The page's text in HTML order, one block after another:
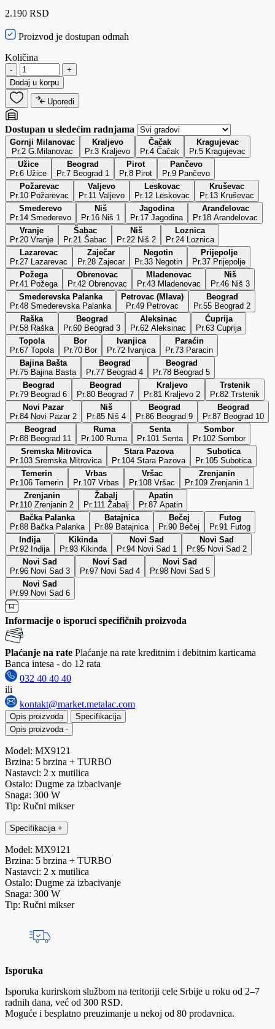
2.190 RSD
Proizvod je dostupan odmah
Količina
-
+
Dodaj u korpu
Uporedi
Dostupan u sledećim radnjama
Gornji Milanovac
Pr.2 G.Milanovac
Kraljevo
Pr.3 Kraljevo
Čačak
Pr.4 Čačak
Kragujevac
Pr.5 Kragujevac
Užice
Pr.6 Užice
Beograd
Pr.7 Beograd 1
Pirot
Pr.8 Pirot
Pančevo
Pr.9 Pančevo
Požarevac
Pr.10 Požarevac
Valjevo
Pr.11 Valjevo
Leskovac
Pr.12 Leskovac
Kruševac
Pr.13 Kruševac
Smederevo
Pr.14 Smederevo
Niš
Pr.16 Niš 1
Jagodina
Pr.17 Jagodina
Aranđelovac
Pr.18 Arandelovac
Vranje
Pr.20 Vranje
Šabac
Pr.21 Šabac
Niš
Pr.22 Niš 2
Loznica
Pr.24 Loznica
Lazarevac
Pr.27 Lazarevac
Zaječar
Pr.28 Zajecar
Negotin
Pr.33 Negotin
Prijepolje
Pr.37 Prijepolje
Požega
Pr.41 Požega
Obrenovac
Pr.42 Obrenovac
Mladenovac
Pr.43 Mladenovac
Niš
Pr.46 Niš 3
Smederevska Palanka
Pr.48 Smederevska Palanka
Petrovac (Mlava)
Pr.49 Petrovac
Beograd
Pr.55 Beograd 2
Raška
Pr.58 Raška
Beograd
Pr.60 Beograd 3
Aleksinac
Pr.62 Aleksinac
Ćuprija
Pr.63 Cuprija
Topola
Pr.67 Topola
Bor
Pr.70 Bor
Ivanjica
Pr.72 Ivanjica
Paraćin
Pr.73 Paracin
Bajina Bašta
Pr.75 Bajina Basta
Beograd
Pr.77 Beograd 4
Beograd
Pr.78 Beograd 5
Beograd
Pr.79 Beograd 6
Beograd
Pr.80 Beograd 7
Kraljevo
Pr.81 Kraljevo 2
Trstenik
Pr.82 Trstenik
Novi Pazar
Pr.84 Novi Pazar 2
Niš
Pr.85 Niš 4
Beograd
Pr.86 Beograd 9
Beograd
Pr.87 Beograd 10
Beograd
Pr.88 Beograd 11
Ruma
Pr.100 Ruma
Senta
Pr.101 Senta
Sombor
Pr.102 Sombor
Sremska Mitrovica
Pr.103 Sremska Mitrovica
Stara Pazova
Pr.104 Stara Pazova
Subotica
Pr.105 Subotica
Temerin
Pr.106 Temerin
Vrbas
Pr.107 Vrbas
Vršac
Pr.108 Vršac
Zrenjanin
Pr.109 Zrenjanin 1
Zrenjanin
Pr.110 Zrenjanin 2
Žabalj
Pr.111 Žabalj
Apatin
Pr.87 Apatin
Bačka Palanka
Pr.88 Bačka Palanka
Batajnica
Pr.89 Batajnica
Bečej
Pr.90 Bečej
Futog
Pr.91 Futog
Inđija
Pr.92 Inđija
Kikinda
Pr.93 Kikinda
Novi Sad
Pr.94 Novi Sad 1
Novi Sad
Pr.95 Novi Sad 2
Novi Sad
Pr.96 Novi Sad 3
Novi Sad
Pr.97 Novi Sad 4
Novi Sad
Pr.98 Novi Sad 5
Novi Sad
Pr.99 Novi Sad 6
Informacije o isporuci specifičnih proizvoda
Plaćanje na rate Plaćanje na rate kreditnim i debitnim karticama
Banca intesa - do 12 rata
032 40 40 40
ili
kontakt@market.metalac.com
Opis proizvoda
Specifikacija
Opis proizvoda -
Model: MX9121
Brzina: 5 brzina + TURBO
Nastavci: 2 x mutilica
Ostalo: Dugme za izbacivanje
Snaga: 300 W
Tip: Ručni mikser
Specifikacija +
Model: MX9121
Brzina: 5 brzina + TURBO
Nastavci: 2 x mutilica
Ostalo: Dugme za izbacivanje
Snaga: 300 W
Tip: Ručni mikser
Isporuka
Isporuka kurirskom službom na teritoriji cele Srbije u roku od 2–7
radnih dana, već od 300 RSD.
Moguće i besplatno preuzimanje u nekoj od 80 prodavnica.